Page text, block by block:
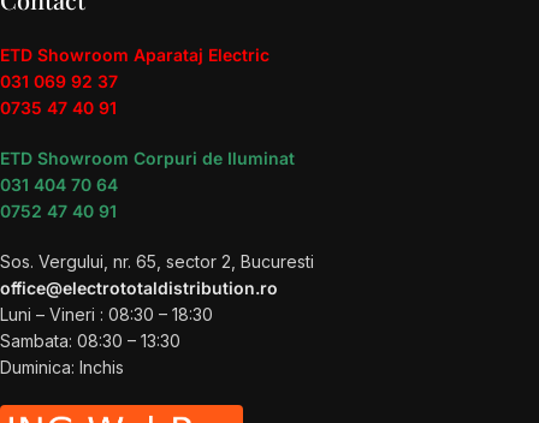
ETD Showroom Aparataj Electric
031 069 92 37
0735 47 40 91
ETD Showroom Corpuri de Iluminat
031 404 70 64
0752 47 40 91
Sos. Vergului, nr. 65, sector 2, Bucuresti
office@electrototaldistribution.ro
Luni – Vineri : 08:30 – 18:30
Sambata: 08:30 – 13:30
Duminica: Inchis